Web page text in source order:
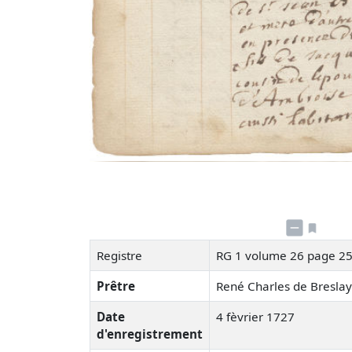
Registre
RG 1 volume 26 page
Prêtre
René Charles de
Date
d'enregistrement
4 fèvrier 1727